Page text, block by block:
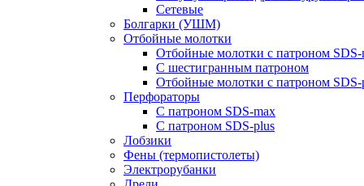
Сетевые
Болгарки (УШМ)
Отбойные молотки
Отбойные молотки с патроном SDS-
С шестигранным патроном
Отбойные молотки с патроном SDS-
Перфораторы
С патроном SDS-max
С патроном SDS-plus
Лобзики
Фены (термопистолеты)
Электрорубанки